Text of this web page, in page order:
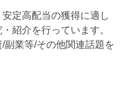
定高配当の獲得に適し
紹介を行っています。
副業等/その他関連話題を